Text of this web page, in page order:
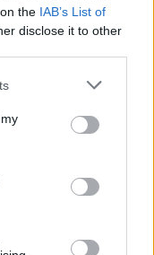
the IAB’s List of
disclose it to other
or more Google
You may click to
third-party tags to
in below Google